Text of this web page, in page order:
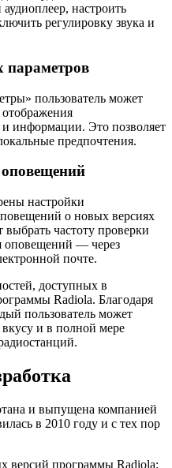
настроить
регулировку звука и
параметров
пользователь может
информации. Это позволяет
предпочтения.
настройки
о новых версиях
частоту проверки
оповещений — через
почте.
доступных в
Radiola. Благодаря
пользователь может
и в полной мере
и выпущена компанией
в 2010 году и с тех пор
версий программы Radiola: